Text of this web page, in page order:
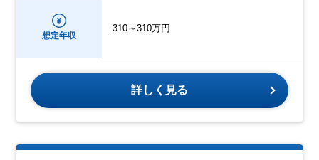
想定年収
310～310万円
詳しく見る